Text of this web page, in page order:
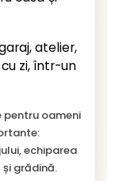
atelier,
zi, într-un
pentru oameni
echiparea
grădină.